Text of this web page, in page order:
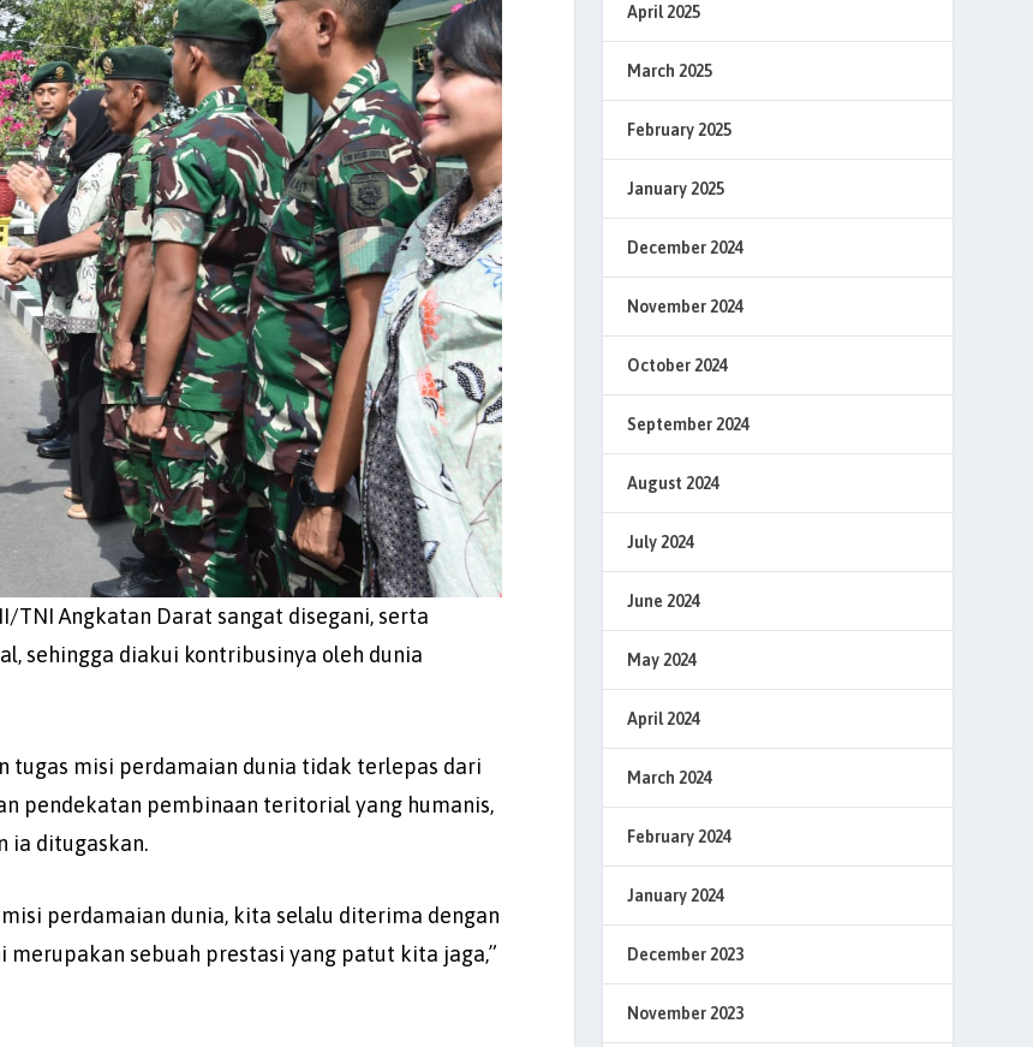
Angkatan Darat sangat disegani, serta
sehingga diakui kontribusinya oleh dunia
tugas misi perdamaian dunia tidak terlepas dari
pendekatan pembinaan teritorial yang humanis,
ia ditugaskan.
perdamaian dunia, kita selalu diterima dengan
merupakan sebuah prestasi yang patut kita jaga,”
April 2025
March 2025
February 2025
January 2025
December 2024
November 2024
October 2024
September 2024
August 2024
July 2024
June 2024
May 2024
April 2024
March 2024
February 2024
January 2024
December 2023
November 2023